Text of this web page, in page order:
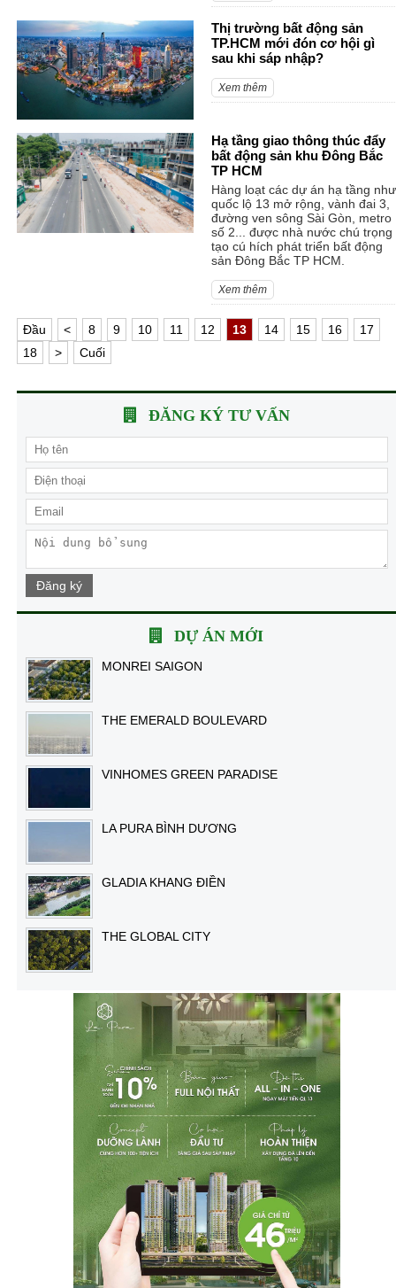
Thị trường bất động sản
TP.HCM mới đón cơ hội gì
sau khi sáp nhập?
Xem thêm
Hạ tầng giao thông thúc đẩy
bất động sản khu Đông Bắc
TP HCM
Hàng loạt các dự án hạ tầng như
quốc lộ 13 mở rộng, vành đai 3,
đường ven sông Sài Gòn, metro
số 2... được nhà nước chú trọng
tạo cú hích phát triển bất động
sản Đông Bắc TP HCM.
Xem thêm
Ðầu < 8 9 10 11 12 13 14 15 16
17
18
> Cuối
ĐĂNG KÝ TƯ VẤN
Đăng ký
DỰ ÁN MỚI
MONREI SAIGON
THE EMERALD BOULEVARD
VINHOMES GREEN PARADISE
LA PURA BÌNH DƯƠNG
GLADIA KHANG ĐIỀN
THE GLOBAL CITY